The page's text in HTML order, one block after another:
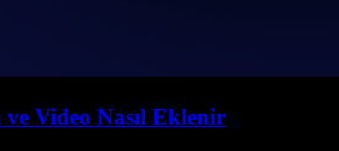
Video Nasıl Eklenir